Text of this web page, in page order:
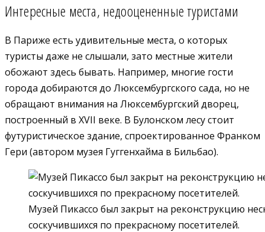
Интересные места, недооцененные туристами
В Париже есть удивительные места, о которых
туристы даже не слышали, зато местные жители
обожают здесь бывать. Например, многие гости
города добираются до Люксембургского сада, но не
обращают внимания на Люксембургский дворец,
построенный в XVII веке. В Булонском лесу стоит
футуристическое здание, спроектированное Франком
Гери (автором музея Гуггенхайма в Бильбао).
Музей Пикассо был закрыт на реконструкцию
соскучившихся по прекрасному посетителей.